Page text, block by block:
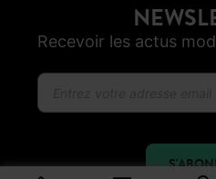
Recevoir les actus